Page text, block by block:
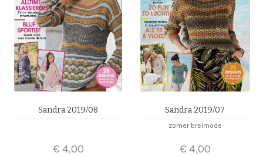
Sandra 2019/08
€ 4,00
Sandra 2019/07
zomer breimode
€ 4,00